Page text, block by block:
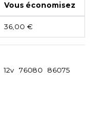
Vous économisez
36,00 €
12v 76080 86075